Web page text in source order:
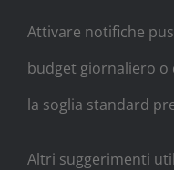
Attivare notifiche
budget giornaliero o
la soglia standard
Altri suggerimenti